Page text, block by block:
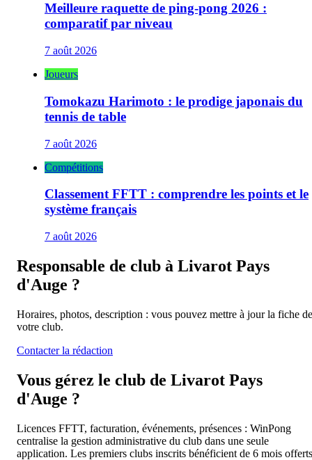
Meilleure raquette de ping-pong 2026 :
comparatif par niveau
7 août 2026
Joueurs
Tomokazu Harimoto : le prodige japonais du
tennis de table
7 août 2026
Compétitions
Classement FFTT : comprendre les points et le
système français
7 août 2026
Responsable de club à Livarot Pays
d'Auge ?
Horaires, photos, description : vous pouvez mettre à jour la fiche de
votre club.
Contacter la rédaction
Vous gérez le club de Livarot Pays
d'Auge ?
Licences FFTT, facturation, événements, présences : WinPong
centralise la gestion administrative du club dans une seule
application. Les premiers clubs inscrits bénéficient de 6 mois